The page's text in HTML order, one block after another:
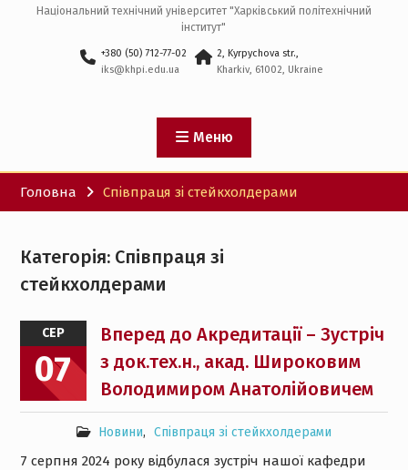
Національний технічний університет "Харківський політехнічний
інститут"
+380 (50) 712-77-02
iks@khpi.edu.ua
2, Kyrpychova str.,
Kharkiv, 61002, Ukraine
Меню
Головна Співпраця зі стейкхолдерами
Категорія: Співпраця зі
стейкхолдерами
СЕР
07
Вперед до Акредитації – Зустріч
з док.тех.н., акад. Широковим
Володимиром Анатолійовичем
Новини, Співпраця зі стейкхолдерами
7 серпня 2024 року відбулася зустріч нашої кафедри